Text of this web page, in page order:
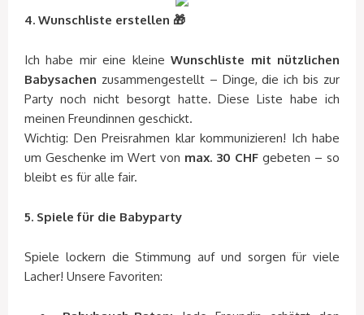
4. Wunschliste erstellen 🎁
Ich habe mir eine kleineWunschliste mit nützlichen
Babysachen zusammengestellt – Dinge, die ich bis zur
Party noch nicht besorgt hatte. Diese Liste habe ich
meinen Freundinnen geschickt.
Wichtig: Den Preisrahmen klar kommunizieren! Ich habe
um Geschenke im Wert von max. 30 CHF gebeten – so
bleibt es für alle fair.
5. Spiele für die Babyparty
Spiele lockern die Stimmung auf und sorgen für viele
Lacher! Unsere Favoriten: